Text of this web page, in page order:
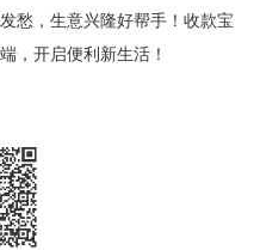
愁，生意兴隆好帮手！收款宝
，开启便利新生活！